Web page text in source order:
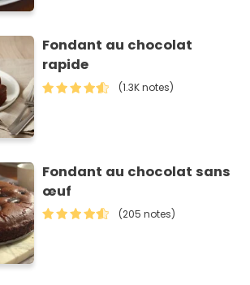
Fondant au chocolat
rapide
(1.3K notes)
Fondant au chocolat sans
œuf
(205 notes)